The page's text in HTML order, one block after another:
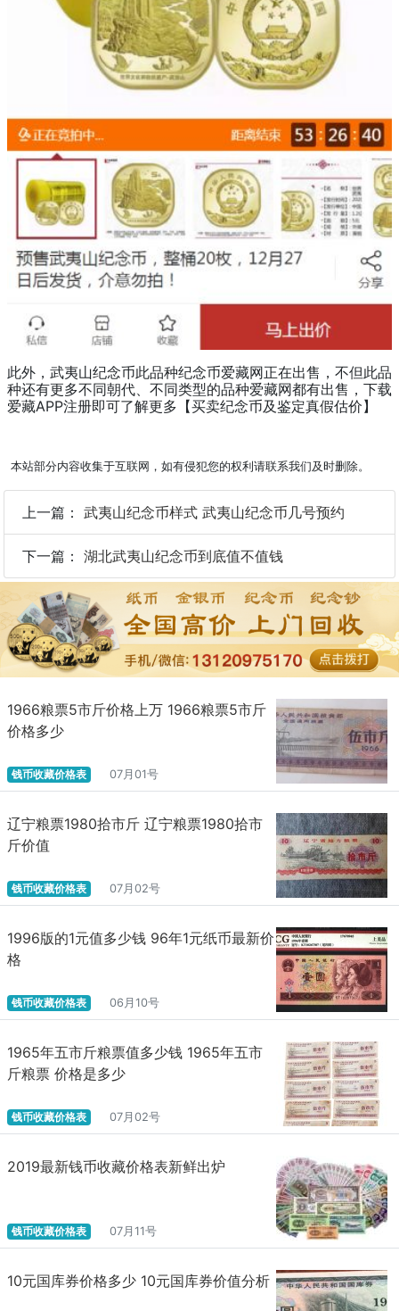
此外，武夷山纪念币此品种纪念币爱藏网正在出售，不但此品
种还有更多不同朝代、不同类型的品种爱藏网都有出售，下载
爱藏APP注册即可了解更多【买卖纪念币及鉴定真假估价】
本站部分内容收集于互联网，如有侵犯您的权利请联系我们及时删除。
上一篇： 武夷山纪念币样式 武夷山纪念币几号预约
下一篇： 湖北武夷山纪念币到底值不值钱
1966粮票5市斤价格上万 1966粮票5市斤
价格多少
钱币收藏价格表 07月01号
辽宁粮票1980拾市斤 辽宁粮票1980拾市
斤价值
钱币收藏价格表 07月02号
1996版的1元值多少钱 96年1元纸币最新价
格
钱币收藏价格表 06月10号
1965年五市斤粮票值多少钱 1965年五市
斤粮票 价格是多少
钱币收藏价格表 07月02号
2019最新钱币收藏价格表新鲜出炉
钱币收藏价格表 07月11号
10元国库券价格多少 10元国库券价值分析